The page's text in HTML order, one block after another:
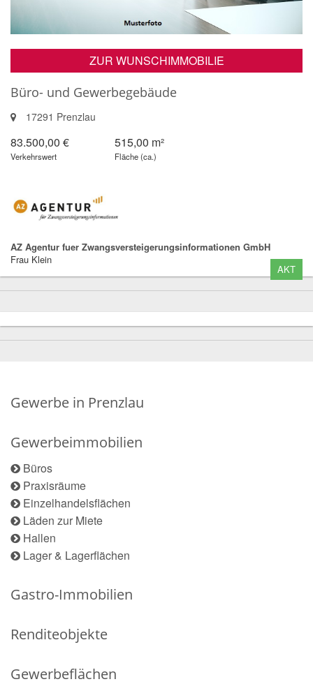
ZUR WUNSCHIMMOBILIE
Büro- und Gewerbegebäude
17291 Prenzlau
83.500,00 €
Verkehrswert
515,00 m²
Fläche (ca.)
AZ Agentur fuer Zwangsversteigerungsinformationen GmbH
Frau Klein
AKT
Gewerbe in Prenzlau
Gewerbeimmobilien
Büros
Praxisräume
Einzelhandelsflächen
Läden zur Miete
Hallen
Lager & Lagerflächen
Gastro-Immobilien
Renditeobjekte
Gewerbeflächen